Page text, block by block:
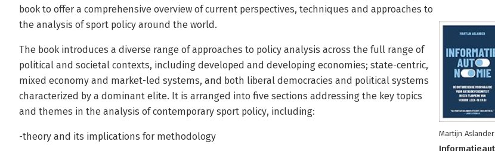
book to offer a comprehensive overview of current perspectives, techniques and approaches to
the analysis of sport policy around the world.
The book introduces a diverse range of approaches to policy analysis across the full range of
political and societal contexts, including developed and developing economies; state-centric,
mixed economy and market-led systems, and both liberal democracies and political systems
characterized by a dominant elite. It is arranged into five sections addressing the key topics
and themes in the analysis of contemporary sport policy, including:
-theory and its implications for methodology Martijn Aslander